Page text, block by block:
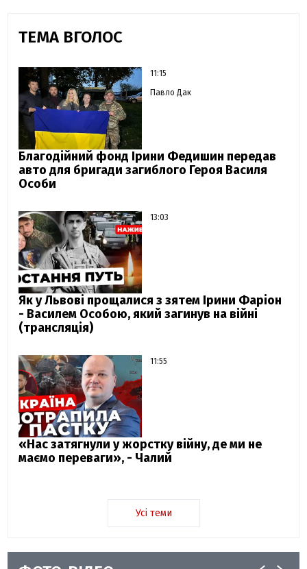
ТЕМА ВГОЛОС
11:15
Павло Дак
Благодійний фонд Ірини Федишин передав
авто для бригади загиблого Героя Василя
Особи
13:03
Як у Львові прощалися з зятем Ірини Фаріон
- Василем Особою, який загинув на війні
(трансляція)
11:55
«Нас затягнули у жорстку війну, де ми не
маємо переваги», - Чалий
Усі теми